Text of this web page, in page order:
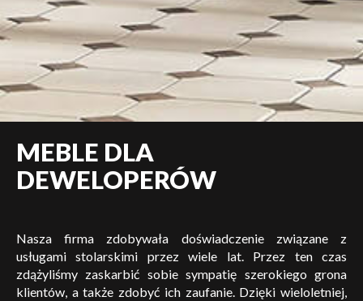
MEBLE DLA
DEWELOPERÓW
Nasza firma zdobywała doświadczenie związane z
usługami stolarskimi przez wiele lat. Przez ten czas
zdążyliśmy zaskarbić sobie sympatię szerokiego grona
klientów, a także zdobyć ich zaufanie. Dzięki wieloletniej,